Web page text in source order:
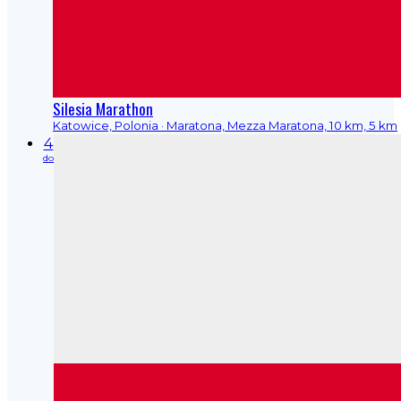
Silesia Marathon
Katowice, Polonia · Maratona, Mezza Maratona, 10 km, 5 km
4
do